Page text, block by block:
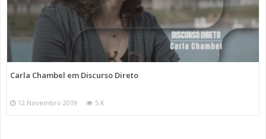
Carla Chambel em Discurso Direto
12 Novembro 2019 5 K